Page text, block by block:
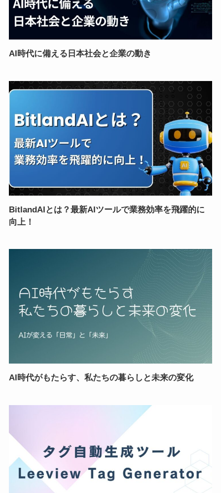
AI時代に備える日本社会と企業の動き
BitlandAIとは？最新AIツールで業務効率を飛躍的に
向上！
AI時代がもたらす、私たちの暮らしと未来の変化